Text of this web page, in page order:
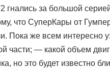
гнались за большой
что СуперКары от
Пока же всем интересно
части;— какой объем
но это будет известно